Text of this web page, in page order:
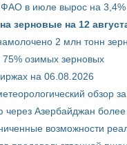
ФАО в июле вырос на 3,4%
зерновые на 12
2 млн тонн
озимых зерновых
на 06.08.2026
обзор
Азербайджан более
возможности